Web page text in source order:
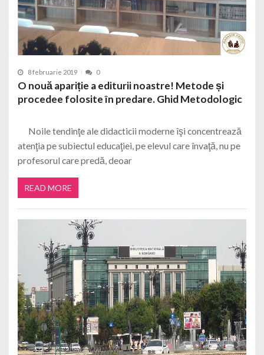
8 februarie 2019 0
O nouă apariție a editurii noastre! Metode și
procedee folosite în predare. Ghid Metodologic
Noile tendinţe ale didacticii moderne îşi concentrează
atenţia pe subiectul educaţiei, pe elevul care învaţă, nu pe
profesorul care predă, deoar
READ MORE